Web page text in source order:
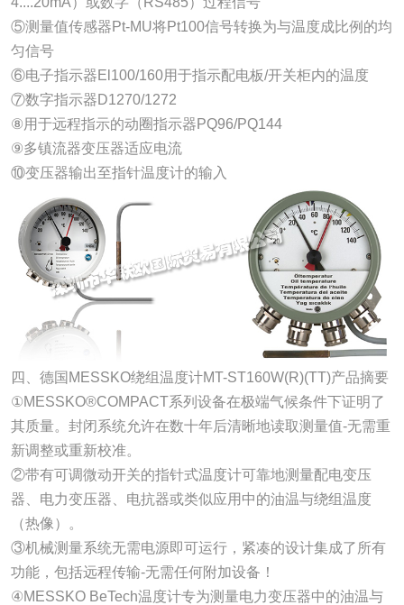
⑤测量值传感器Pt-MU将Pt100信号转换为与温度成比例的均
匀信号
⑥电子指示器El100/160用于指示配电板/开关柜内的温度
⑦数字指示器D1270/1272
⑧用于远程指示的动圈指示器PQ96/PQ144
⑨多镇流器变压器适应电流
⑩变压器输出至指针温度计的输入
四、德国MESSKO绕组温度计MT-ST160W(R)(TT)产品摘要
①MESSKO®COMPACT系列设备在极端气候条件下证明了
其质量。封闭系统允许在数十年后清晰地读取测量值-无需重
新调整或重新校准。
②带有可调微动开关的指针式温度计可靠地测量配电变压
器、电力变压器、电抗器或类似应用中的油温与绕组温度
（热像）。
③机械测量系统无需电源即可运行，紧凑的设计集成了所有
功能，包括远程传输-无需任何附加设备！
④MESSKO BeTech温度计专为测量电力变压器中的油温与